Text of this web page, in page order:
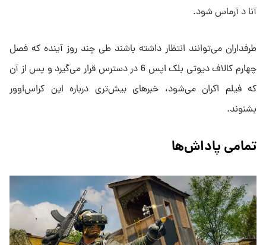
آنا د آرماس شود.
طرفداران می‌توانند انتظار داشته باشند طی چند روز آینده که فصل
چهارم کالاف دیوتی بلک اپس 6 در دسترس قرار می‌گیرد و پس از آن
که فیلم اکران می‌شود، خبرهای بیش‌تری درباره این کراس‌اوور
بشنوند.
‌تمامی پاداش‌ها